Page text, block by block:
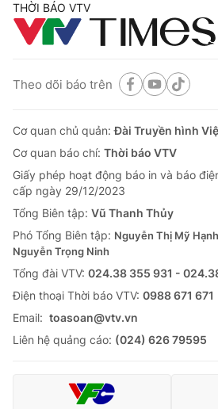
THỜI BÁO VTV
Theo dõi báo trên
Cơ quan chủ quản:Đài Truyền hình
Cơ quan báo chí: Thời báo VTV
Giấy phép hoạt động báo in và báo
cấp ngày 29/12/2023
Tổng Biên tập: Vũ Thanh Thủy
Phó Tổng Biên tập: Nguyễn Thị Mỹ
Nguyễn Trọng Ninh
Tổng đài VTV: 024.38 355 931 -
Ðiện thoại Thời báo VTV: 0988 671 671
Email: toasoan@vtv.vn
Liên hệ quảng cáo: (024) 626 79595